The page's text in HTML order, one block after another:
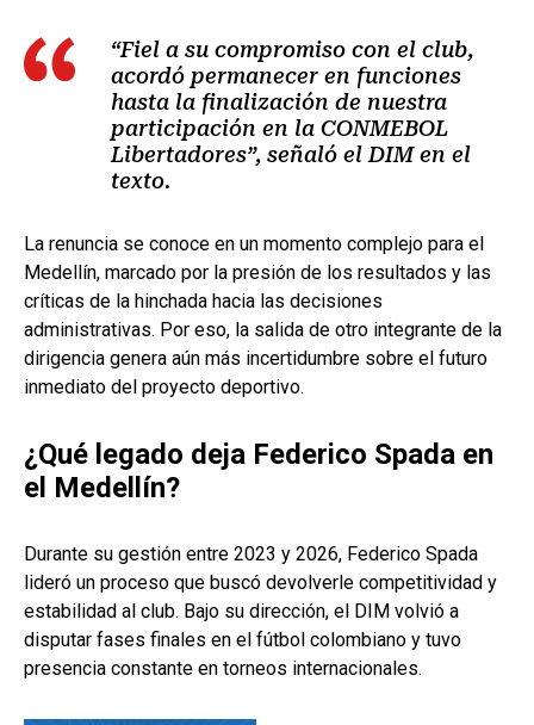
“Fiel a su compromiso con el club,
acordó permanecer en funciones
hasta la finalización de nuestra
participación en la CONMEBOL
Libertadores”, señaló el DIM en el
texto.
La renuncia se conoce en un momento complejo para el
Medellín, marcado por la presión de los resultados y las
críticas de la hinchada hacia las decisiones
administrativas. Por eso, la salida de otro integrante de la
dirigencia genera aún más incertidumbre sobre el futuro
inmediato del proyecto deportivo.
¿Qué legado deja Federico Spada en
el Medellín?
Durante su gestión entre 2023 y 2026, Federico Spada
lideró un proceso que buscó devolverle competitividad y
estabilidad al club. Bajo su dirección, el DIM volvió a
disputar fases finales en el fútbol colombiano y tuvo
presencia constante en torneos internacionales.